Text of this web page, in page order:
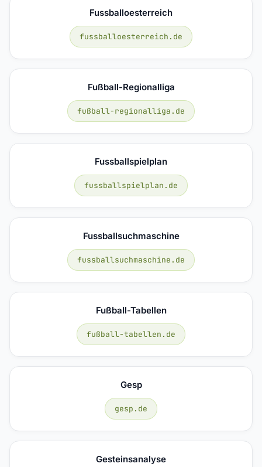
Fussballoesterreich
fussballoesterreich.de
Fußball-Regionalliga
fußball-regionalliga.de
Fussballspielplan
fussballspielplan.de
Fussballsuchmaschine
fussballsuchmaschine.de
Fußball-Tabellen
fußball-tabellen.de
Gesp
gesp.de
Gesteinsanalyse